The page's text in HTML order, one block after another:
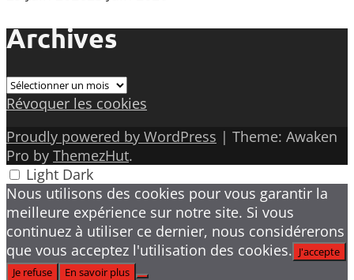
Archives
Archives
Révoquer les cookies
Proudly powered by WordPress | Theme: Awaken
Pro by ThemezHut.
Light Dark
Nous utilisons des cookies pour vous garantir la
meilleure expérience sur notre site. Si vous
continuez à utiliser ce dernier, nous considérerons
que vous acceptez l'utilisation des cookies. J'accepte
Je refuse
En savoir plus